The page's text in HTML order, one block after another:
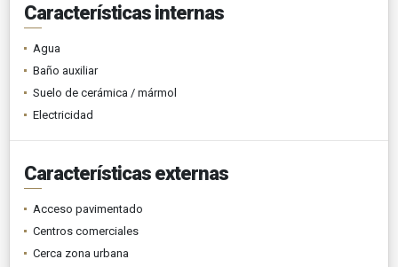
Características internas
Agua
Baño auxiliar
Suelo de cerámica / mármol
Electricidad
Características externas
Acceso pavimentado
Centros comerciales
Cerca zona urbana